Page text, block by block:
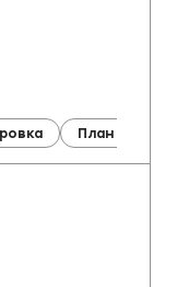
План этажа